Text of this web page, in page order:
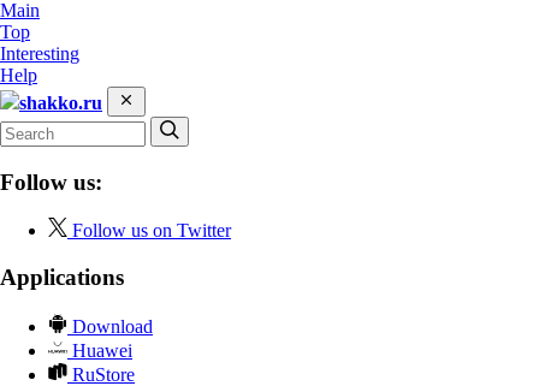
Main
Top
Interesting
Help
shakko.ru
Follow us:
Follow us on Twitter
Applications
Download
Huawei
RuStore